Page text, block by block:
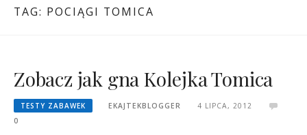
TAG: POCIĄGI TOMICA
Zobacz jak gna Kolejka Tomica
TESTY ZABAWEK EKAJTEKBLOGGER
4 LIPCA, 2012
0